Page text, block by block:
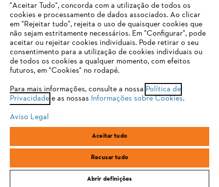
Contacto
Condições gerais de venda Proteção de Dados
Sobre nós
R.C.Emp. Ed.3-P.0-Lj.2
ESTE WEBSITE
Está utilizar um navegador que ainda não suportamos. Para
obter o melhor uso de nosso site, recomendamos que altere
para um dos seguintes navegadores:
firefox chrome
safari edge
"Aceitar Tudo", concorda com a utilização de todos os
cookies e processamento de dados associados. Ao clicar
em "Rejeitar tudo", rejeita o uso de quaisquer cookies que
não sejam estritamente necessários. Em "Configurar", pode
aceitar ou rejeitar cookies individuais. Pode retirar o seu
consentimento para a utilização de cookies individuais ou
de todos os cookies a qualquer momento, com efeitos
futuros, em "Cookies" no rodapé.
Para mais informações, consulte a nossa Política de
Privacidadee as nossas Informações sobre Cookies.
Aviso Legal
Aceitar tudo
Recusar tudo
Abrir definições